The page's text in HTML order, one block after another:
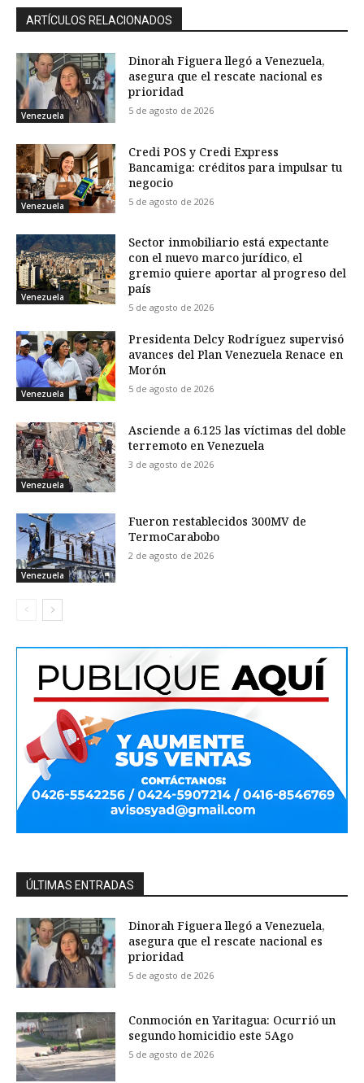
ARTÍCULOS RELACIONADOS
Venezuela
Dinorah Figuera llegó a Venezuela,
asegura que el rescate nacional es
prioridad
5 de agosto de 2026
Venezuela
Credi POS y Credi Express
Bancamiga: créditos para impulsar tu
negocio
5 de agosto de 2026
Venezuela
Sector inmobiliario está expectante
con el nuevo marco jurídico, el
gremio quiere aportar al progreso del
país
5 de agosto de 2026
Venezuela
Presidenta Delcy Rodríguez supervisó
avances del Plan Venezuela Renace en
Morón
5 de agosto de 2026
Venezuela
Asciende a 6.125 las víctimas del doble
terremoto en Venezuela
3 de agosto de 2026
Venezuela
Fueron restablecidos 300MV de
TermoCarabobo
2 de agosto de 2026
ÚLTIMAS ENTRADAS
Dinorah Figuera llegó a Venezuela,
asegura que el rescate nacional es
prioridad
5 de agosto de 2026
Conmoción en Yaritagua: Ocurrió un
segundo homicidio este 5Ago
5 de agosto de 2026